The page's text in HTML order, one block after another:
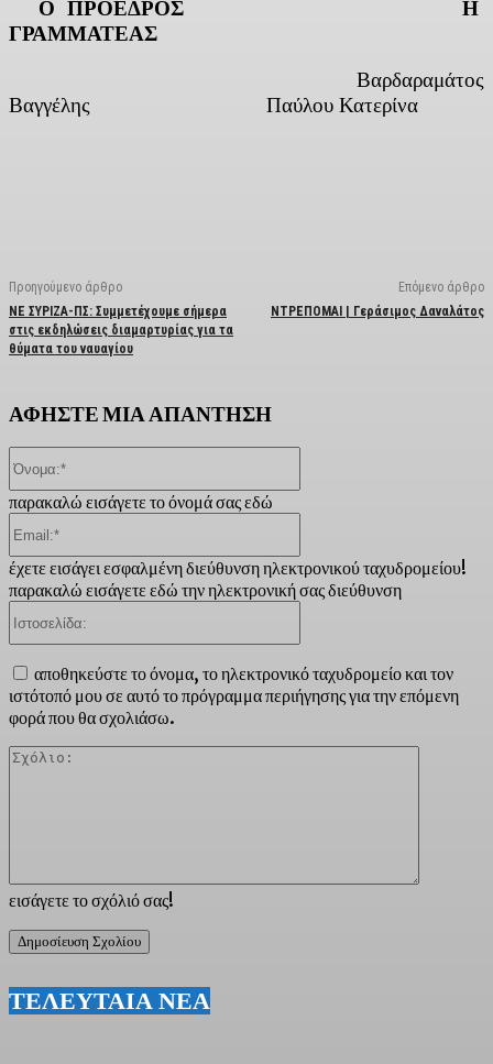
Ο ΠΡΟΕΔΡΟΣ Η
ΓΡΑΜΜΑΤΕΑΣ
Βαρδαραμάτος
Βαγγέλης Παύλου Κατερίνα
Προηγούμενο άρθρο
ΝΕ ΣΥΡΙΖΑ-ΠΣ: Συμμετέχουμε σήμερα
στις εκδηλώσεις διαμαρτυρίας για τα
θύματα του ναυαγίου
Επόμενο άρθρο
ΝΤΡΕΠΟΜΑΙ | Γεράσιμος Δαναλάτος
ΑΦΗΣΤΕ ΜΙΑ ΑΠΑΝΤΗΣΗ
εισάγετε το σχόλιό σας!
παρακαλώ εισάγετε το όνομά σας εδώ
έχετε εισάγει εσφαλμένη διεύθυνση ηλεκτρονικού ταχυδρομείου!
παρακαλώ εισάγετε εδώ την ηλεκτρονική σας διεύθυνση
αποθηκεύστε το όνομα, το ηλεκτρονικό ταχυδρομείο και τον
ιστότοπό μου σε αυτό το πρόγραμμα περιήγησης για την επόμενη
φορά που θα σχολιάσω.
ΤΕΛΕΥΤΑΙΑ ΝΕΑ